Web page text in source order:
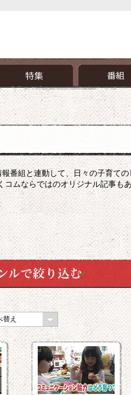
番組と連動して、日々の子育て
コムならではのオリジナル記事も